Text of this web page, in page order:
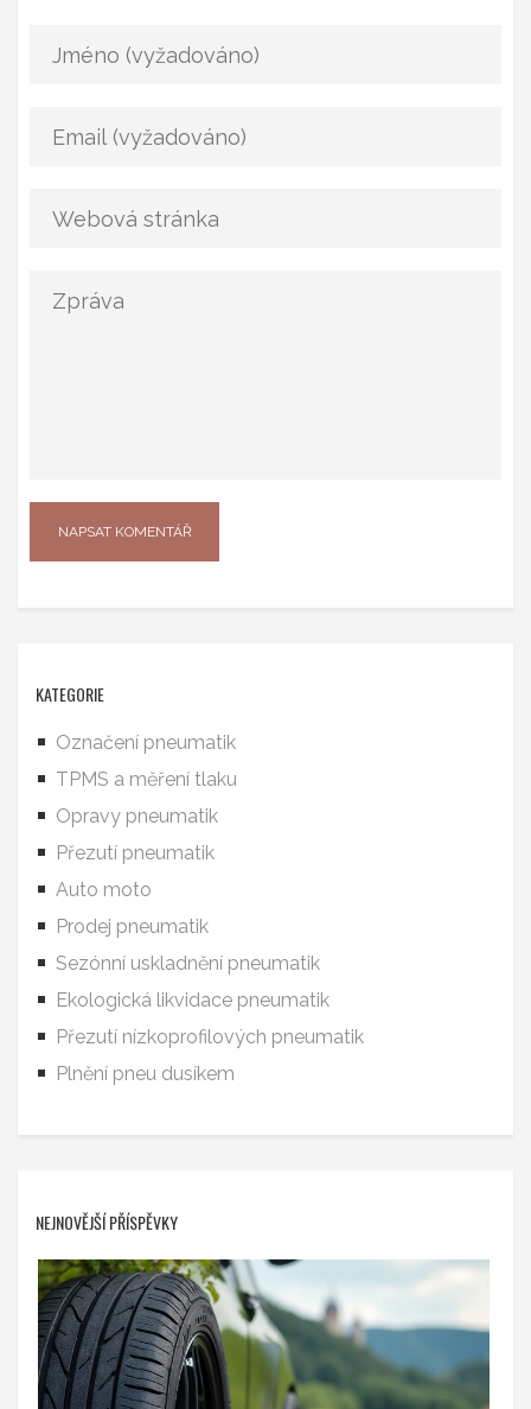
KATEGORIE
Označení pneumatik
TPMS a měření tlaku
Opravy pneumatik
Přezutí pneumatik
Auto moto
Prodej pneumatik
Sezónní uskladnění pneumatik
Ekologická likvidace pneumatik
Přezutí nízkoprofilových pneumatik
Plnění pneu dusíkem
NEJNOVĚJŠÍ PŘÍSPĚVKY